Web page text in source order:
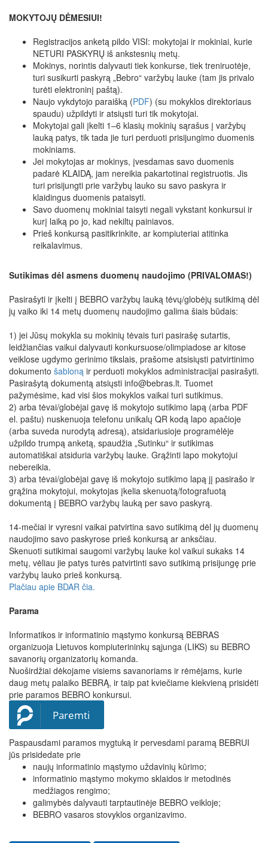
MOKYTOJŲ DĖMESIUI!
Registracijos anketą pildo VISI: mokytojai ir mokiniai, kurie
NETURI PASKYRŲ iš ankstesnių metų.
Mokinys, norintis dalyvauti tiek konkurse, tiek treniruotėje,
turi susikurti paskyrą „Bebro“ varžybų lauke (tam jis privalo
turėti elektroninį paštą).
Naujo vykdytojo paraišką (PDF) (su mokyklos direktoriaus
spaudu) užpildyti ir atsiųsti turi tik mokytojai.
Mokytojai gali įkelti 1–6 klasių mokinių sąrašus į varžybų
lauką patys, tik tada jie turi perduoti prisijungimo duomenis
mokiniams.
Jei mokytojas ar mokinys, įvesdamas savo duomenis
padarė KLAIDĄ, jam nereikia pakartotinai registruotis. Jis
turi prisijungti prie varžybų lauko su savo paskyra ir
klaidingus duomenis pataisyti.
Savo duomenų mokiniai taisyti negali vykstant konkursui ir
kurį laiką po jo, kad nekiltų painiavos.
Prieš konkursą pasitikrinkite, ar kompiuteriai atitinka
reikalavimus.
Sutikimas dėl asmens duomenų naudojimo (PRIVALOMAS!)
Pasirašyti ir įkelti į BEBRO varžybų lauką tėvų/globėjų sutikimą dėl
jų vaiko iki 14 metų duomenų naudojimo galima šiais būdais:
1) jei Jūsų mokykla su mokinių tėvais turi pasirašę sutartis,
leidžiančias vaikui dalyvauti konkursuose/olimpiadose ar kitose
veiklose ugdymo gerinimo tikslais, prašome atsisiųsti patvirtinimo
dokumento šabloną ir perduoti mokyklos administracijai pasirašyti.
Pasirašytą dokumentą atsiųsti info@bebras.lt. Tuomet
pažymėsime, kad visi šios mokyklos vaikai turi sutikimus.
2) arba tėvai/globėjai gavę iš mokytojo sutikimo lapą (arba PDF
el. paštu) nuskenuoja telefonu unikalų QR kodą lapo apačioje
(arba suveda nurodytą adresą), atsidariusioje programėlėje
užpildo trumpą anketą, spaudžia „Sutinku“ ir sutikimas
automatiškai atsiduria varžybų lauke. Grąžinti lapo mokytojui
nebereikia.
3) arba tėvai/globėjai gavę iš mokytojo sutikimo lapą jį pasirašo ir
grąžina mokytojui, mokytojas įkelia skenuotą/fotografuotą
dokumentą į BEBRO varžybų lauką per savo paskyrą.
14-mečiai ir vyresni vaikai patvirtina savo sutikimą dėl jų duomenų
naudojimo savo paskyrose prieš konkursą ar anksčiau.
Skenuoti sutikimai saugomi varžybų lauke kol vaikui sukaks 14
metų, vėliau jie patys turės patvirtinti savo sutikimą prisijungę prie
varžybų lauko prieš konkursą.
Plačiau apie BDAR čia.
Parama
Informatikos ir informatinio mąstymo konkursą BEBRAS
organizuoja Lietuvos kompiuterininkų sąjunga (LIKS) su BEBRO
savanorių organizatorių komanda.
Nuoširdžiai dėkojame visiems savanoriams ir rėmėjams, kurie
daug metų palaiko BEBRĄ, ir taip pat kviečiame kiekvieną prisidėti
prie paramos BEBRO konkursui.
Paremti
​Paspausdami paramos mygtuką ir pervesdami paramą BEBRUI
jūs prisidedate prie
naujų informatinio mąstymo uždavinių kūrimo;​
informatinio mąstymo mokymo sklaidos ir metodinės
medžiagos rengimo;
galimybės dalyvauti tarptautinėje BEBRO veikloje;
BEBRO vasaros stovyklos organizavimo.